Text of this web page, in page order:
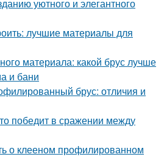
уютного и элегантного
лучшие материалы для
материала: какой брус лучше
и бани
брус: отличия и
победит в сражении между
о клееном профилированном